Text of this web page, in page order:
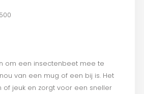
om een insectenbeet mee te
van een mug of een bij is. Het
of jeuk en zorgt voor een sneller